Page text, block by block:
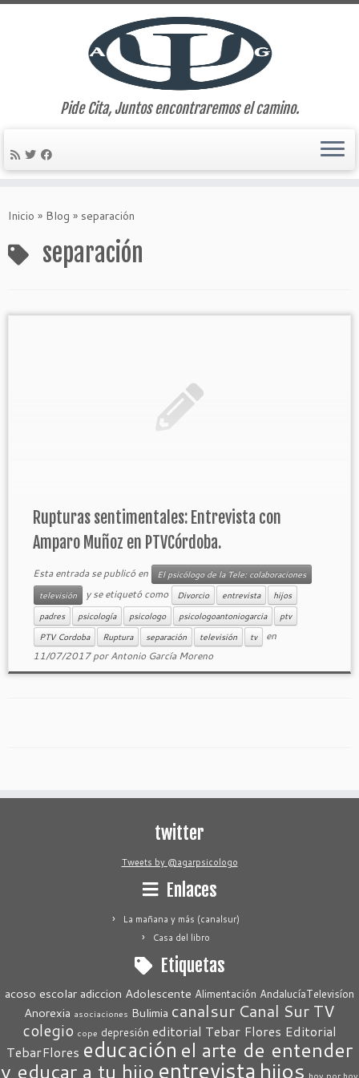
Pide Cita, Juntos encontraremos el camino.
Inicio » Blog » separación
separación
Rupturas sentimentales: Entrevista con
Amparo Muñoz en PTVCórdoba.
Esta entrada se publicó en
El psicólogo de la Tele: colaboraciones
televisión
y se etiquetó como Divorcio entrevista
hijos
padres
psicología psicologo psicologoantoniogarcia
ptv
PTV Cordoba
Ruptura separación televisión tv
en
11/07/2017 porAntonio García Moreno
twitter
Tweets by @agarpsicologo
Enlaces
La mañana y más (canalsur)
Casa del libro
Etiquetas
acoso escolar adiccion Adolescente Alimentación AndalucíaTelevisíon
Anorexia asociaciones Bulimia canalsur Canal Sur TV
colegio cope depresión editorial Tebar Flores Editorial
TebarFlores educación el arte de entender
y educar a tu hijo entrevista hijos hoy por hoy